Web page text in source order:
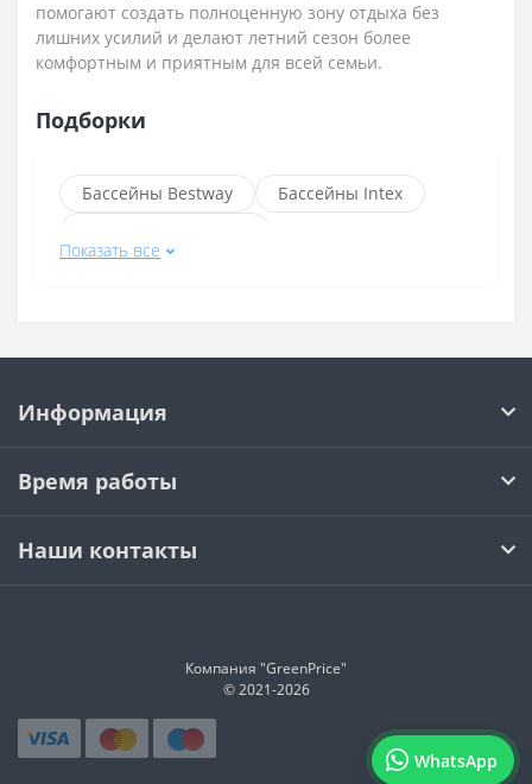
помогают создать полноценную зону отдыха без
лишних усилий и делают летний сезон более
комфортным и приятным для всей семьи.
Подборки
Бассейны Bestway
Бассейны Intex
Бассейны Bestway диаметр 305 см
Прямоугольные бассейны Bestway
Каркасные бассейны Bestway с лестницей
Надувные бассейны Bestway
Бассейны Bestway Steel Pro диаметр 305 см
Показать все
WhatsApp
Информация
Время работы
Наши контакты
Компания "GreenPrice"
© 2021-2026